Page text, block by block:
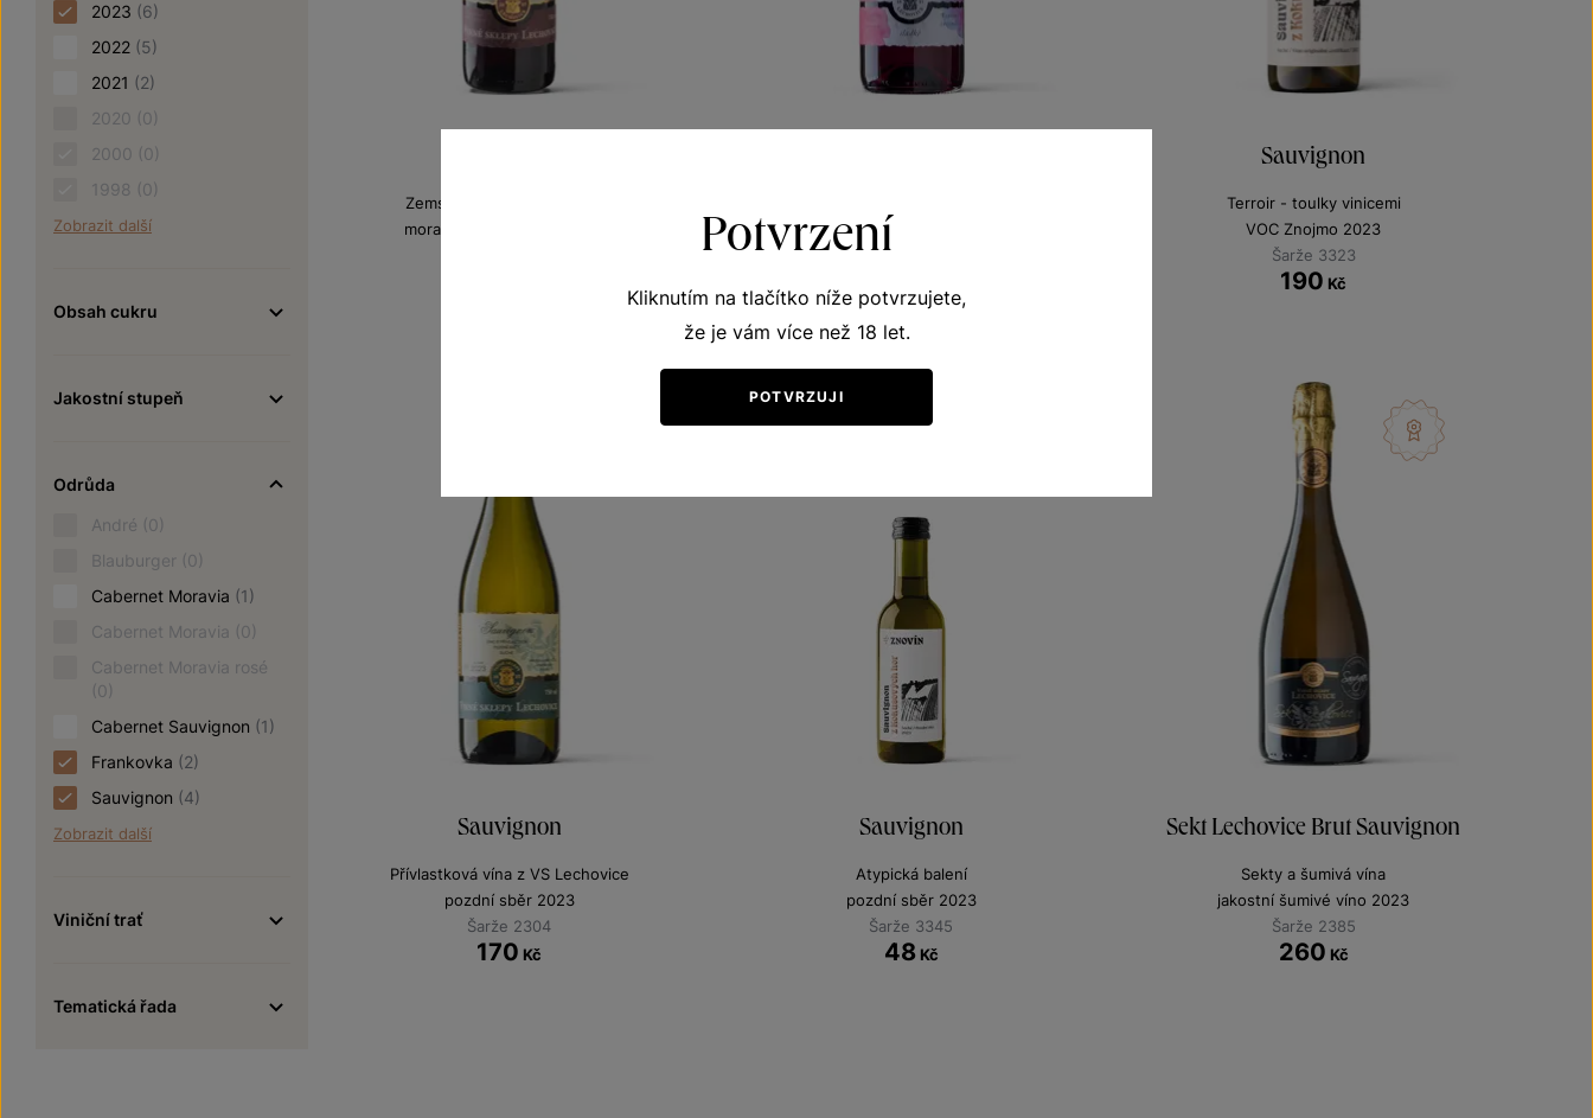
2023 (6)
2022 (5)
2021 (2)
2020 (0)
2000 (0)
1998 (0)
Zobrazit další
Obsah cukru
Jakostní stupeň
Odrůda
André (0)
Blauburger (0)
Cabernet Moravia (1)
Cabernet Moravia (0)
Cabernet Moravia rosé
(0)
Cabernet Sauvignon (1)
Frankovka (2)
Sauvignon (4)
Zobrazit další
Viniční trať
Tematická řada
Zemská vína z VS Lechovice
moravské zemské víno 2023
moravské zemské víno 2023
Šarže 2383
Sauvignon
Terroir - toulky vinicemi
VOC Znojmo 2023
Šarže 3323
190 Kč
Sauvignon
Přívlastková vína z VS Lechovice
pozdní sběr 2023
Šarže 2304
170 Kč
Sauvignon
Atypická balení
pozdní sběr 2023
Šarže 3345
48 Kč
Sekt Lechovice Brut Sauvignon
Sekty a šumivá vína
jakostní šumivé víno 2023
Šarže 2385
260 Kč
Potvrzení
Kliknutím na tlačítko níže potvrzujete,
že je vám více než 18 let.
POTVRZUJI